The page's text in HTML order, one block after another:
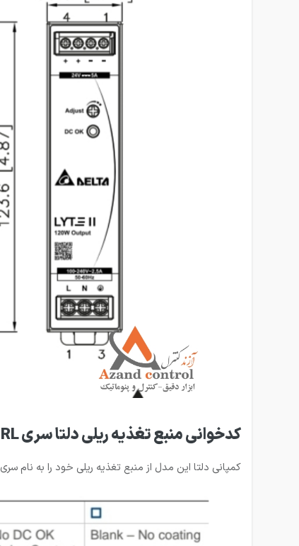
کدخوانی منبع تغذیه ریلی دلتا سری DRL
کمپانی دلتا این مدل از منبع تغذیه ریلی خود را به نام سری LYTE DIN معرفی کرده است. کد محصول به شرح زیر است: